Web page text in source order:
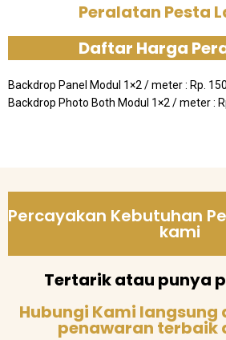
Peralatan Pesta
Daftar Harga
Backdrop Panel Modul 1×2 / meter : Rp.
Backdrop Photo Both Modul 1×2 / meter :
Percayakan Kebutuhan
kami
Tertarik atau punya
Hubungi Kami
penawaran terbaik